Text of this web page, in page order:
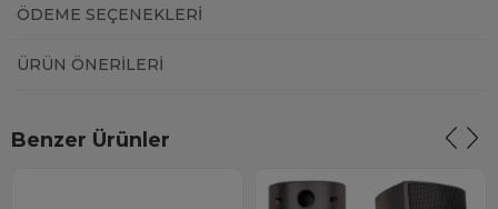
ÖDEME SEÇENEKLERI
ÜRÜN ÖNERILERI
Benzer Ürünler